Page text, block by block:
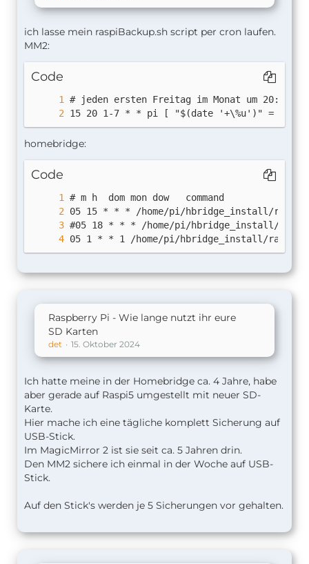
ich lasse mein raspiBackup.sh script per cron laufen.
MM2:
Code
15 20 1-7 * * pi [ "$(date '+\%u')" = "5" ]
homebridge:
Code
05 1 * * 1 /home/pi/hbridge_install/
Raspberry Pi - Wie lange nutzt ihr eure
SD Karten
det 15. Oktober 2024
Ich hatte meine in der Homebridge ca. 4 Jahre, habe
aber gerade auf Raspi5 umgestellt mit neuer SD-
Karte.
Hier mache ich eine tägliche komplett Sicherung auf
USB-Stick.
Im MagicMirror 2 ist sie seit ca. 5 Jahren drin.
Den MM2 sichere ich einmal in der Woche auf USB-
Stick.
Auf den Stick's werden je 5 Sicherungen vor gehalten.